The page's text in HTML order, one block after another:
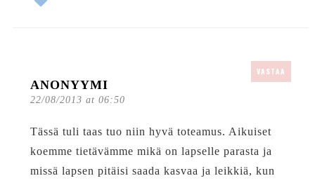
ANONYYMI
22/08/2013 at 06:50
VASTAA
Tässä tuli taas tuo niin hyvä toteamus. Aikuiset
koemme tietävämme mikä on lapselle parasta ja
missä lapsen pitäisi saada kasvaa ja leikkiä, kun